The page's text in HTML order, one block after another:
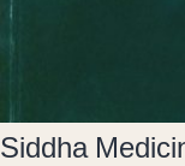
Siddha